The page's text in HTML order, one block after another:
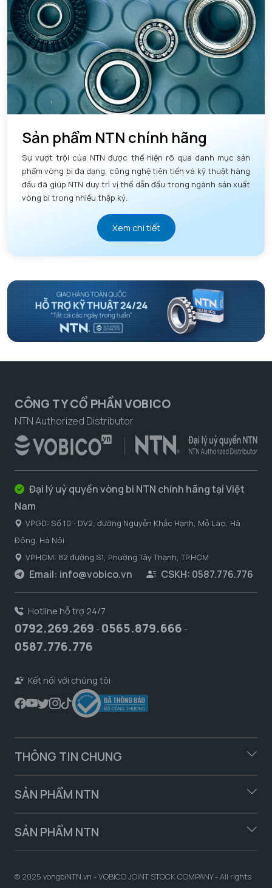
Sản phẩm NTN chính hãng
Sự vượt trội của NTN được thể hiện rõ qua danh mục sản
phẩm vòng bi đa dạng, công nghệ tiên tiến và kỹ thuật hàng
đầu đã giúp NTN duy trì vị thế dẫn đầu trong ngành sản xuất
vòng bi trong nhiều thập kỷ.
Xem chi tiết
CÔNG TY CỔ PHẦN VOBICO
NTN Authorized Distributor
Đại lý uỷ quyền vòng bi NTN chính hãng tại Việt
Nam
VPGD: Số 10 - DV2, đường Nguyễn Khắc Hạnh, Mỗ Lao, Hà
Đông, Hà Nôi
VP.HCM: 82 đường S1, Phường Tây Thạnh, TP.HCM
Email: info@vobico.vn CSKH: 0587.776.776
Hotline hỗ trợ 24/7
0792.269.269 - 0565.879.666 -
0587.776.776
Kết nối với chúng tôi:
THÔNG TIN CHUNG
SẢN PHẨM NTN
SẢN PHẨM NTN
© 2025 vongbiNTN.vn - VOBICO JOINT STOCK COMPANY - All rights